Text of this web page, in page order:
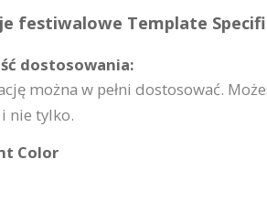
festiwalowe Template
dostosowania:
można w pełni dostosować.
nie tylko.
Color